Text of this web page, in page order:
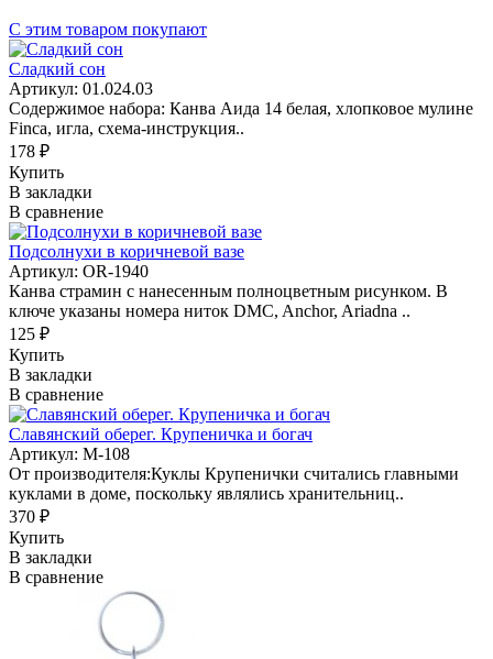
С этим товаром покупают
Сладкий сон
Артикул: 01.024.03
Содержимое набора: Канва Аида 14 белая, хлопковое мулине
Finca, игла, схема-инструкция..
178 ₽
Купить
В закладки
В сравнение
Подсолнухи в коричневой вазе
Артикул: OR-1940
Канва страмин с нанесенным полноцветным рисунком. В
ключе указаны номера ниток DMC, Anchor, Ariadna ..
125 ₽
Купить
В закладки
В сравнение
Славянский оберег. Крупеничка и богач
Артикул: М-108
От производителя:Куклы Крупенички считались главными
куклами в доме, поскольку являлись хранительниц..
370 ₽
Купить
В закладки
В сравнение